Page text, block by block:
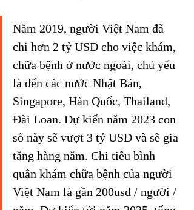
Năm 2019, người Việt Nam đã
chi hơn 2 tỷ USD cho việc khám,
chữa bệnh ở nước ngoài, chủ yếu
là đến các nước Nhật Bản,
Singapore, Hàn Quốc, Thailand,
Đài Loan. Dự kiến năm 2023 con
số này sẽ vượt 3 tỷ USD và sẽ gia
tăng hàng năm. Chi tiêu bình
quân khám chữa bệnh của người
Việt Nam là gần 200usd / người /